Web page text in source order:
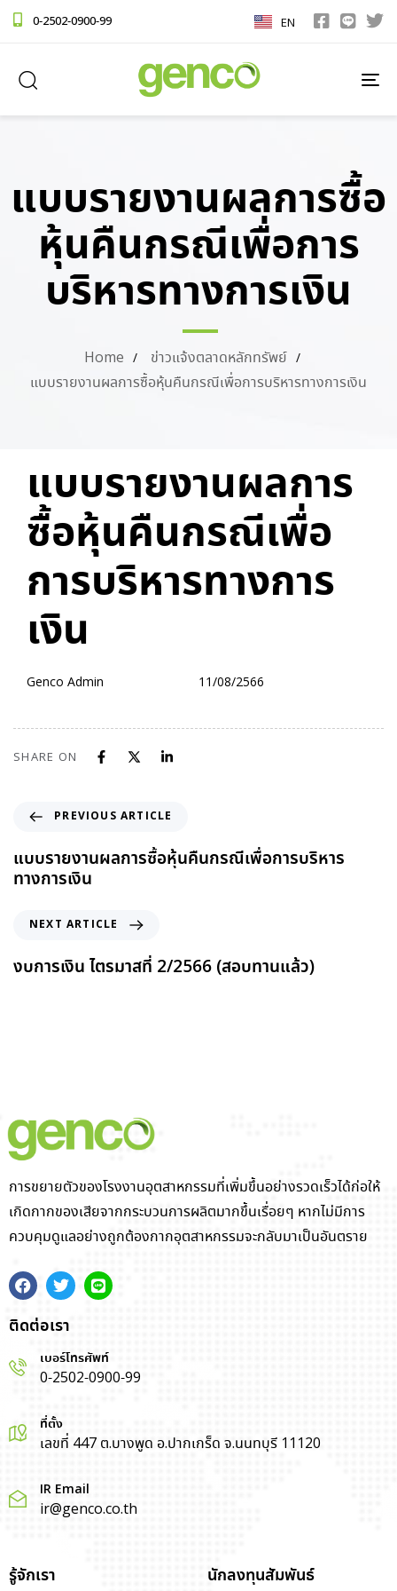
0-2502-0900-99 EN
แบบรายงานผลการซื้อ
หุ้นคืนกรณีเพื่อการ
บริหารทางการเงิน
Home
ข่าวแจ้งตลาดหลักทรัพย์
แบบรายงานผลการซื้อหุ้นคืนกรณีเพื่อการบริหารทางการเงิน
แบบรายงานผลการ
ซื้อหุ้นคืนกรณีเพื่อ
การบริหารทางการ
เงิน
Genco Admin 11/08/2566
SHARE ON
PREVIOUS ARTICLE
แบบรายงานผลการซื้อหุ้นคืนกรณีเพื่อการบริหาร
ทางการเงิน
NEXT ARTICLE
งบการเงิน ไตรมาสที่ 2/2566 (สอบทานแล้ว)
การขยายตัวของโรงงานอุตสาหกรรมที่เพิ่มขึ้นอย่างรวดเร็วได้ก่อให้
เกิดกากของเสียจากกระบวนการผลิตมากขึ้นเรื่อยๆ หากไม่มีการ
ควบคุมดูแลอย่างถูกต้องกากอุตสาหกรรมจะกลับมาเป็นอันตราย
ติดต่อเรา
เบอร์โทรศัพท์
0-2502-0900-99
ที่ตั้ง
เลขที่ 447 ต.บางพูด อ.ปากเกร็ด จ.นนทบุรี 11120
IR Email
ir@genco.co.th
รู้จักเรา นักลงทุนสัมพันธ์